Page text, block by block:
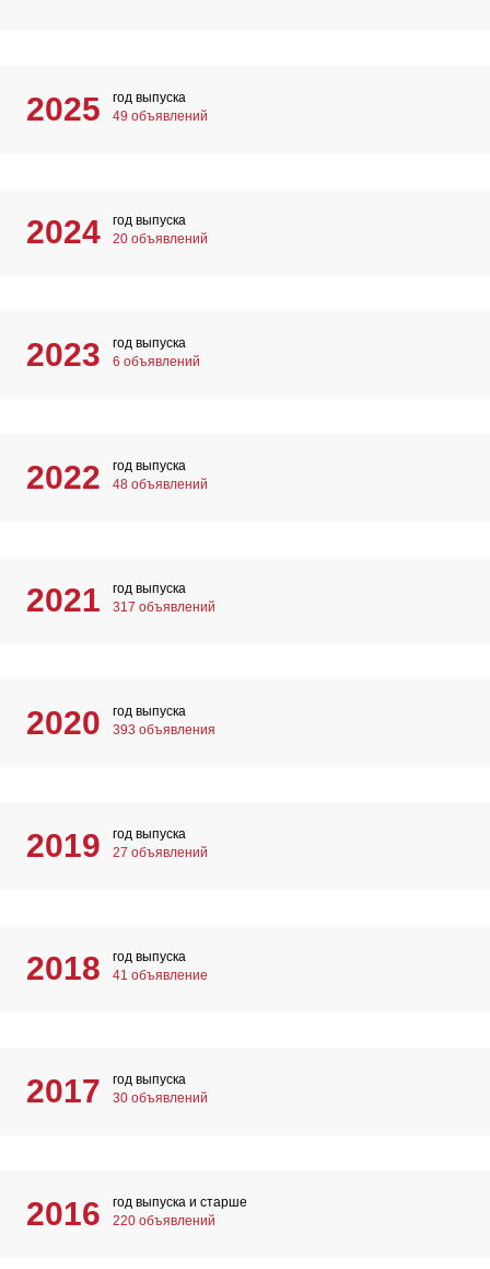
2025
год выпуска
49 объявлений
2024
год выпуска
20 объявлений
2023
год выпуска
6 объявлений
2022
год выпуска
48 объявлений
2021
год выпуска
317 объявлений
2020
год выпуска
393 объявления
2019
год выпуска
27 объявлений
2018
год выпуска
41 объявление
2017
год выпуска
30 объявлений
2016
год выпуска и старше
220 объявлений